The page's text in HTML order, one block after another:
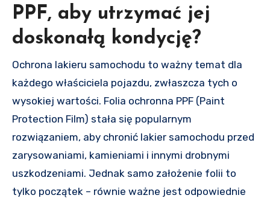
PPF, aby utrzymać jej
doskonałą kondycję?
Ochrona lakieru samochodu to ważny temat dla
każdego właściciela pojazdu, zwłaszcza tych o
wysokiej wartości. Folia ochronna PPF (Paint
Protection Film) stała się popularnym
rozwiązaniem, aby chronić lakier samochodu przed
zarysowaniami, kamieniami i innymi drobnymi
uszkodzeniami. Jednak samo założenie folii to
tylko początek – równie ważne jest odpowiednie